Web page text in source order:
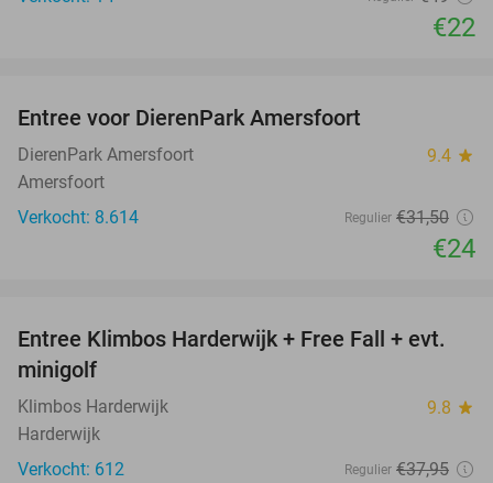
€22
Entree voor DierenPark Amersfoort
DierenPark Amersfoort 9.4 star
Amersfoort
Verkocht: 8.614
Regulier €31,50
€24
30%
Entree Klimbos Harderwijk + Free Fall + evt.
minigolf
Klimbos Harderwijk 9.8 star
Harderwijk
Verkocht: 612
Regulier €37,95